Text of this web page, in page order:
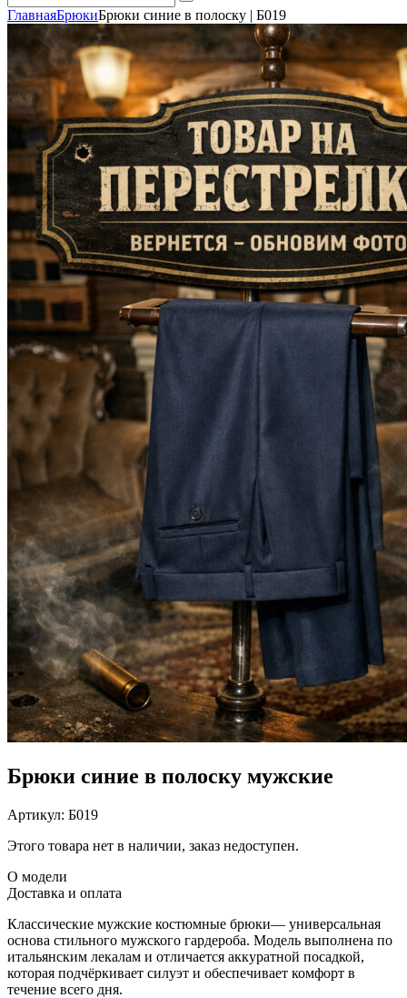
ГлавнаяБрюкиБрюки синие в полоску | Б019
Брюки синие в полоску мужские
Артикул: Б019
Этого товара нет в наличии, заказ недоступен.
О модели
Доставка и оплата
Классические мужские костюмные брюки— универсальная
основа стильного мужского гардероба. Модель выполнена по
итальянским лекалам и отличается аккуратной посадкой,
которая подчёркивает силуэт и обеспечивает комфорт в
течение всего дня.